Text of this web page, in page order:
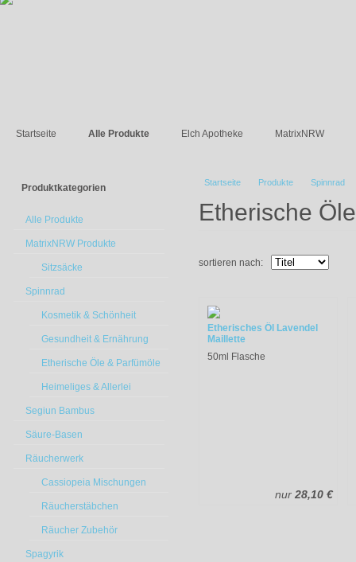
Startseite Alle Produkte Elch Apotheke MatrixNRW
Produktkategorien
Alle Produkte
MatrixNRW Produkte
Sitzsäcke
Spinnrad
Kosmetik & Schönheit
Gesundheit & Ernährung
Etherische Öle & Parfümöle
Heimeliges & Allerlei
Segiun Bambus
Säure-Basen
Räucherwerk
Cassiopeia Mischungen
Räucherstäbchen
Räucher Zubehör
Spagyrik
Startseite Produkte Spinnrad
Etherische
sortieren nach:
Etherisches Öl Lavendel
Maillette
nur 28,10 €
50ml Flasche